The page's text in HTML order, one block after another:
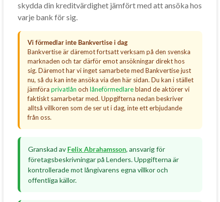
skydda din kreditvärdighet jämfört med att ansöka hos
varje bank för sig.
Vi förmedlar inte Bankvertise i dag
Bankvertise är däremot fortsatt verksam på den svenska
marknaden och tar därför emot ansökningar direkt hos
sig. Däremot har vi inget samarbete med Bankvertise just
nu, så du kan inte ansöka via den här sidan. Du kan i stället
jämföra privatlån och låneförmedlarebland de aktörer vi
faktiskt samarbetar med. Uppgifterna nedan beskriver
alltså villkoren som de ser ut i dag, inte ett erbjudande
från oss.
Granskad av Felix Abrahamsson, ansvarig för
företagsbeskrivningar på Lenders. Uppgifterna är
kontrollerade mot långivarens egna villkor och
offentliga källor.